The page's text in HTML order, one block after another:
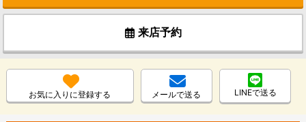
来店予約
お気に入りに登録する メールで送る LINEで送る